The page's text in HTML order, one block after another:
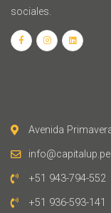
sociales.
Avenida
info@capitalup.pe
+51 943-794-552
+51 936-593-141